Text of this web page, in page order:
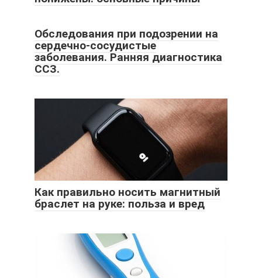
Обследования при подозрении на
сердечно-сосудистые
заболевания. Ранняя диагностика
ССЗ.
Как правильно носить магнитный
браслет на руке: польза и вред